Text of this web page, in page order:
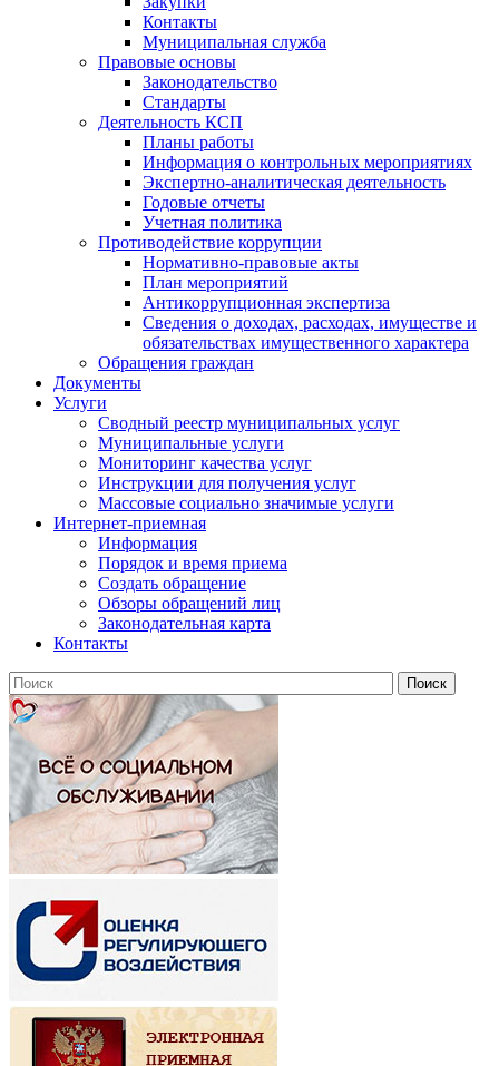
Контакты
Муниципальная служба
Правовые основы
Законодательство
Стандарты
Деятельность КСП
Планы работы
Информация о контрольных мероприятиях
Экспертно-аналитическая деятельность
Годовые отчеты
Учетная политика
Противодействие коррупции
Нормативно-правовые акты
План мероприятий
Антикоррупционная экспертиза
Сведения о доходах, расходах, имуществе и
обязательствах имущественного характера
Обращения граждан
Документы
Услуги
Сводный реестр муниципальных услуг
Муниципальные услуги
Мониторинг качества услуг
Инструкции для получения услуг
Массовые социально значимые услуги
Интернет-приемная
Информация
Порядок и время приема
Создать обращение
Обзоры обращений лиц
Законодательная карта
Контакты